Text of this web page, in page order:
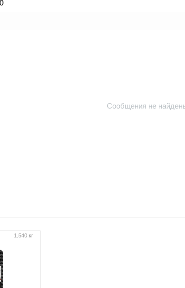
Сообщения не
1.540 кг